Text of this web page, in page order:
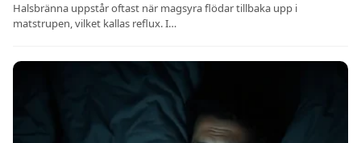
Halsbränna uppstår oftast när magsyra flödar tillbaka upp i
matstrupen, vilket kallas reflux. I…